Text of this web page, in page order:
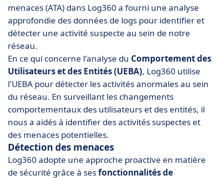
menaces (ATA) dans Log360 a fourni une analyse
approfondie des données de logs pour identifier et
détecter une activité suspecte au sein de notre
réseau.
En ce qui concerne l'analyse du Comportement des
Utilisateurs et des Entités (UEBA), Log360 utilise
l'UEBA pour détecter les activités anormales au sein
du réseau. En surveillant les changements
comportementaux des utilisateurs et des entités, il
nous a aidés à identifier des activités suspectes et
des menaces potentielles.
Détection des menaces
Log360 adopte une approche proactive en matière
de sécurité grâce à sesfonctionnalités de